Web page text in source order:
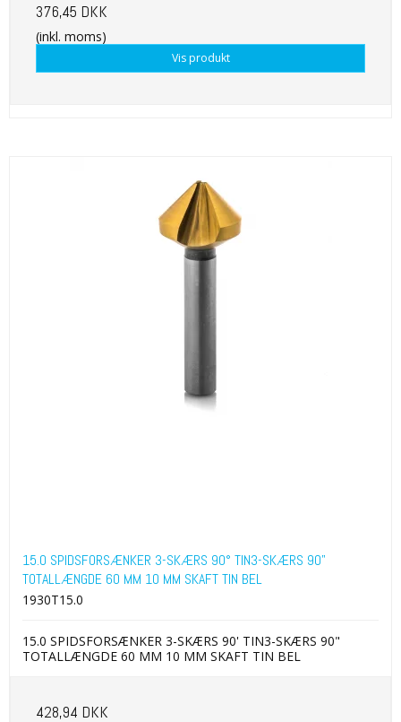
376,45 DKK
(inkl. moms)
Vis produkt
15.0 SPIDSFORSÆNKER 3-SKÆRS 90° TIN3-SKÆRS 90"
TOTALLÆNGDE 60 MM 10 MM SKAFT TIN BEL
1930T15.0
15.0 SPIDSFORSÆNKER 3-SKÆRS 90' TIN3-SKÆRS 90"
TOTALLÆNGDE 60 MM 10 MM SKAFT TIN BEL
428,94 DKK